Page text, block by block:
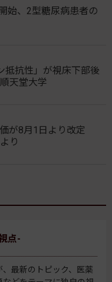
始、2型糖尿病患者の
抵抗性」が視床下部後
天堂大学
価が8月1日より改定
り
点-
最新のトピック、医薬